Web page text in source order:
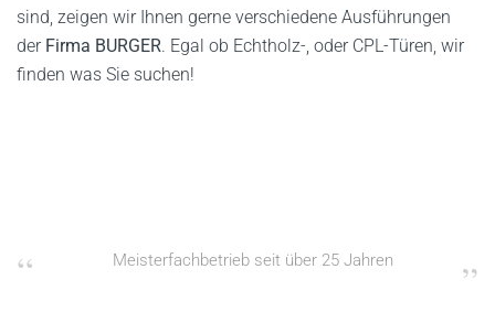
sind, zeigen wir Ihnen gerne verschiedene Ausführungen
derFirma BURGER. Egal ob Echtholz-, oder CPL-Türen, wir
finden was Sie suchen!
Meisterfachbetrieb seit über 25 Jahren